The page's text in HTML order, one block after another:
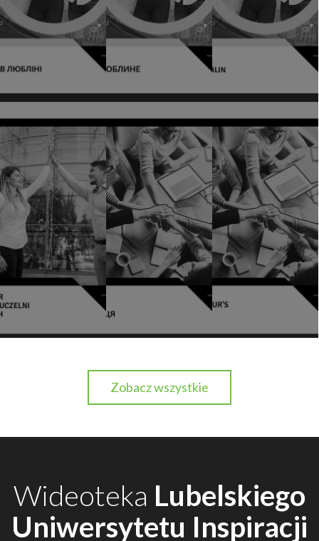
Zobacz wszystkie
Wideoteka Lubelskiego
Uniwersytetu Inspiracji